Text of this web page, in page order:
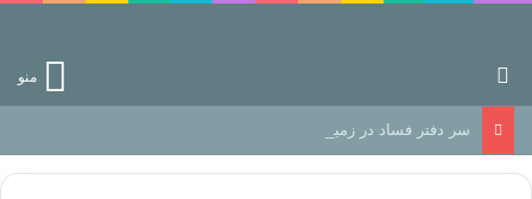
منو
سر دفتر فساد در زمین‌، دوری وکناره‌گیری از راه خداست‌!